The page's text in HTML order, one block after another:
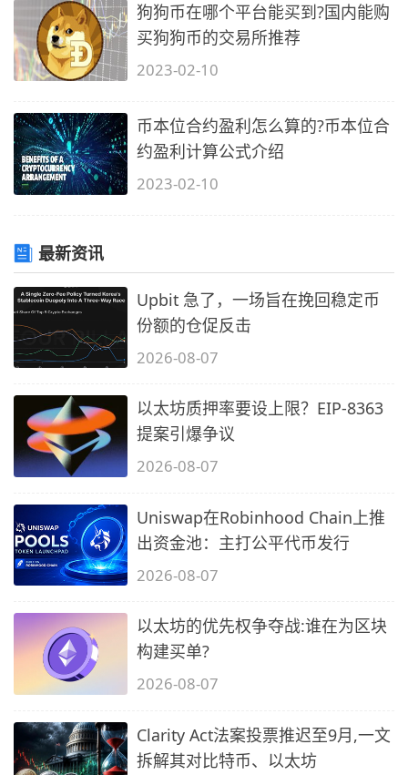
狗狗币在哪个平台能买到?国内能购
买狗狗币的交易所推荐
2023-02-10
币本位合约盈利怎么算的?币本位合
约盈利计算公式介绍
2023-02-10
最新资讯
Upbit 急了，一场旨在挽回稳定币
份额的仓促反击
2026-08-07
以太坊质押率要设上限？EIP-8363
提案引爆争议
2026-08-07
Uniswap在Robinhood Chain上推
出资金池：主打公平代币发行
2026-08-07
以太坊的优先权争夺战:谁在为区块
构建买单?
2026-08-07
Clarity Act法案投票推迟至9月,一文
拆解其对比特币、以太坊